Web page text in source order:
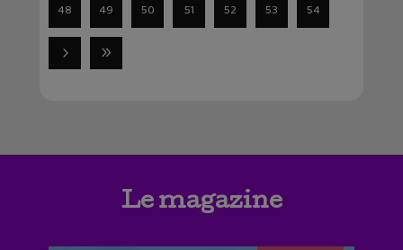
48 49 50 51 52 53 54
Le magazine